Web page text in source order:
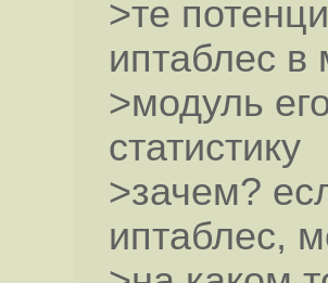
>те
иптаблес в
>модуль
статистику
>зачем?
иптаблес,